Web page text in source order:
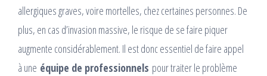
allergiques graves, voire mortelles, chez certaines personnes. De
plus, en cas d’invasion massive, le risque de se faire piquer
augmente considérablement. Il est donc essentiel de faire appel
à une équipe de professionnels pour traiter le problème